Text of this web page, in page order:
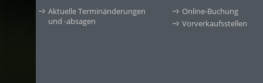
Aktuelle Terminänderungen
und -absagen
Online-Buchung
Vorverkaufsstellen